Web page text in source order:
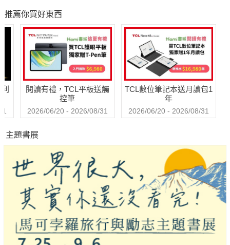
本書首度揭露賴幸媛在李、扁、馬之間的交流互動；側寫她如何
在談判場內外縱橫捭闔，為台灣力爭權益；並直擊在推動諸如改
善陸配權益、兩岸共打協議、早收清單談判、ECFA和後續的兩
岸投保協議等相關政策過程中，她所遭逢的種種不為人知的秘
臨其境地體驗他們當年緊張又刺激的精彩實況。
經營兩岸關係，走向「鑄劍為犁」，賴幸媛當年已為彼此搭好了
橄欖枝。如何維繫既有成果，導正近年遭遇的逆風逆流，端看兩
岸未來如何有智慧地面對和處理。
的靜觀練習課
推薦你買好東西
閱讀有禮，TCL平板送觸
控筆
2026/06/20 - 2026/08/31
TCL數位筆記本送月讀包1
年
2026/06/20 - 2026/08/31
主題書展